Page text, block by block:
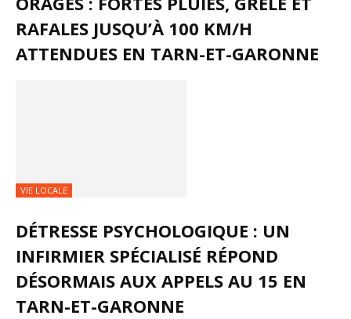
RAFALES JUSQU’À 100 KM/H
ATTENDUES EN TARN-ET-GARONNE
VIE LOCALE
DÉTRESSE PSYCHOLOGIQUE : UN
INFIRMIER SPÉCIALISÉ RÉPOND
DÉSORMAIS AUX APPELS AU 15 EN
TARN-ET-GARONNE